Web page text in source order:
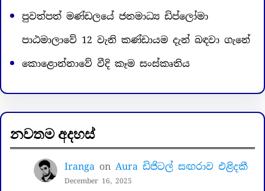
පුවත්පත් මණ්ඩලයේ ජනමාධ්‍ය ඩිප්ලෝමා
පාඨමාලාවේ 12 වැනි කණ්ඩායම දැන් බඳවා ගැනේ
කොළොන්නාවේ වීදි කෑම සංස්කෘතිය
නවතම අදහස්
Iranga on Aura ඩිජිටල් සඟරාව එළිදකී
December 16, 2025